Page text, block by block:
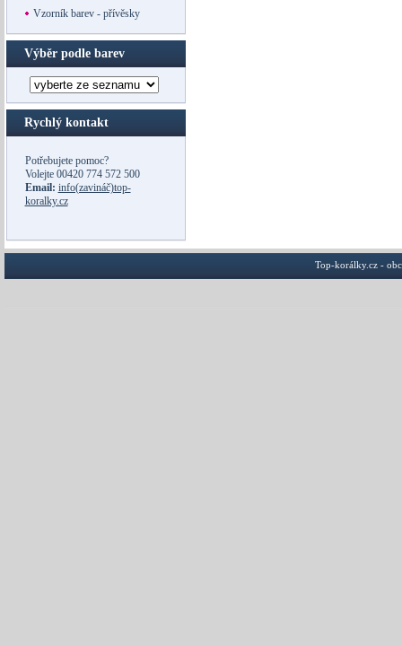
Vzorník barev - přívěsky
Výběr podle barev
Rychlý kontakt
Potřebujete pomoc?
Volejte 00420 774 572 500
Email: info(zavináč)top-
koralky.cz
Top-korálky.cz -